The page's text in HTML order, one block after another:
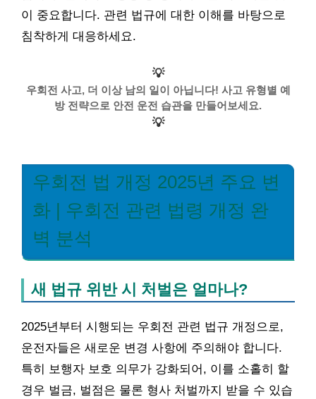
이 중요합니다. 관련 법규에 대한 이해를 바탕으로
침착하게 대응하세요.
💡
우회전 사고, 더 이상 남의 일이 아닙니다! 사고 유형별 예
방 전략으로 안전 운전 습관을 만들어보세요.
💡
우회전 법 개정 2025년 주요 변
화 | 우회전 관련 법령 개정 완
벽 분석
새 법규 위반 시 처벌은 얼마나?
2025년부터 시행되는 우회전 관련 법규 개정으로,
운전자들은 새로운 변경 사항에 주의해야 합니다.
특히 보행자 보호 의무가 강화되어, 이를 소홀히 할
경우 벌금, 벌점은 물론 형사 처벌까지 받을 수 있습